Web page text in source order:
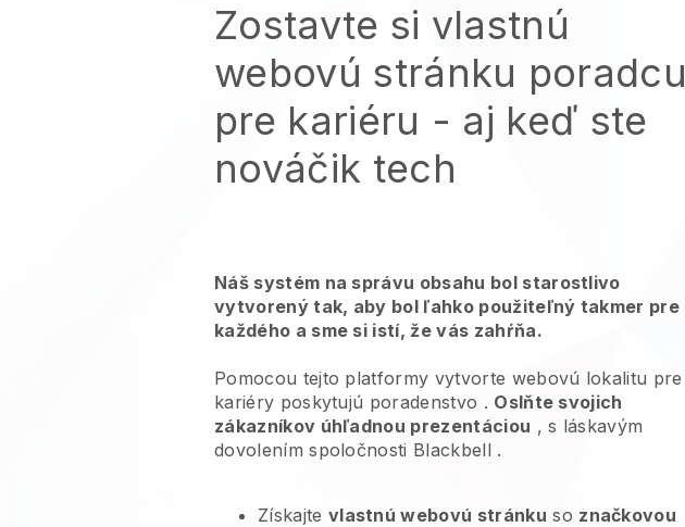
Zostavte si vlastnú
webovú stránku poradcu
pre kariéru - aj keď ste
nováčik tech
Náš systém na správu obsahu bol starostlivo
vytvorený tak, aby bol ľahko použiteľný takmer pre
každého a sme si istí, že vás zahŕňa.
Pomocou tejto platformy vytvorte webovú lokalitu pre
kariéry poskytujú poradenstvo . Oslňte svojich
zákazníkov úhľadnou prezentáciou , s láskavým
dovolením spoločnosti Blackbell .
Získajte vlastnú webovú stránku so značkovou